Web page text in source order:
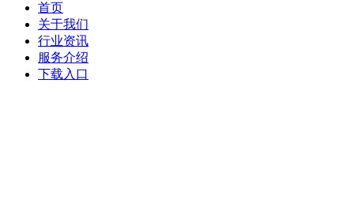
首页
关于我们
行业资讯
服务介绍
下载入口